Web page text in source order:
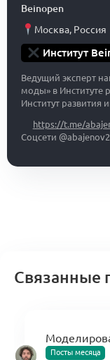
Beinopen
Москва, Россия
Институт
Ведущий эксперт
моды» в Институте
Институт развития
https://t.me/
Соцсети @abajenov2
Связанные
Посты месяца